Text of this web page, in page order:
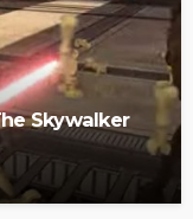
Skywalker